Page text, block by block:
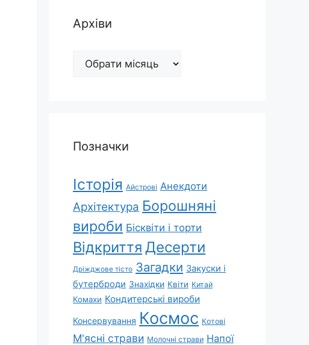
Архіви
Архіви
Позначки
Історія Айстрові Анекдоти
Архітектура Борошняні
вироби Бісквіти і торти
Відкриття Десерти
Дріжджове тісто Загадки Закуски і
бутерброди Знахідки Квіти Китай
Комахи Кондитерські вироби
Консервування Космос Котові
М'ясні страви Молочні страви Напої